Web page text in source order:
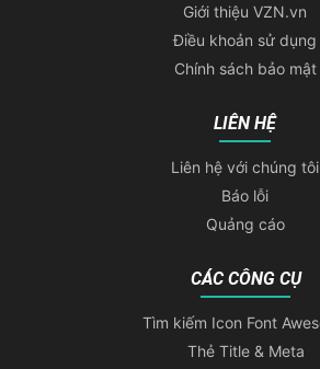
Giới thiệu VZN.vn
Điều khoản sử dụng
Chính sách bảo mật
LIÊN HỆ
Liên hệ với chúng tôi
Báo lỗi
Quảng cáo
CÁC CÔNG CỤ
Tìm kiếm Icon Font
Thẻ Title & Meta